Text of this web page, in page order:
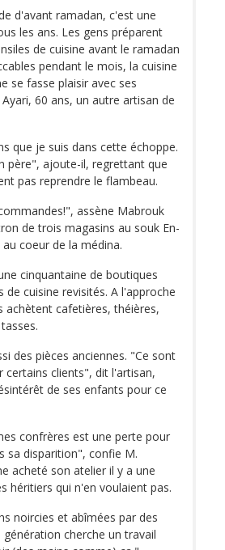
d'avant ramadan, c'est une
les ans. Les gens préparent
de cuisine avant le ramadan
pendant le mois, la cuisine
se fasse plaisir avec ses
60 ans, un autre artisan de
que je suis dans cette échoppe.
père", ajoute-il, regrettant que
pas reprendre le flambeau.
assène Mabrouk
de trois magasins au souk En-
coeur de la médina.
cinquantaine de boutiques
de cuisine revisités. A l'approche
achètent cafetières, théières,
des pièces anciennes. "Ce sont
clients", dit l'artisan,
de ses enfants pour ce
confrères est une perte pour
sa disparition", confie M.
acheté son atelier il y a une
héritiers qui n'en voulaient pas.
noircies et abîmées par des
cherche un travail